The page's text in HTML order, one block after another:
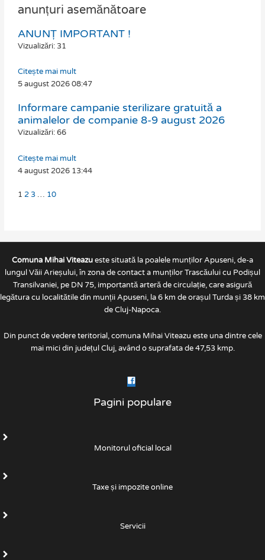
anunțuri asemănătoare
ANUNȚ IMPORTANT !
Vizualizări: 31
Citește mai mult
5 august 202608:47
Informare campanie sterilizare gratuită a
animalelor de companie 8-9 august 2026
Vizualizări: 66
Citește mai mult
4 august 2026 13:44
Page
1
Page
2
Page
3 …
Page
10
Comuna Mihai Viteazueste situată la poalele munților Apuseni, de-a
lungul Văii Arieșului, în zona de contact a munților Trascăului cu Podișul
Transilvaniei, pe DN 75, importantă arteră de circulație, care asigură
legătura cu localitătile din munții Apuseni, la 6 km de orașul Turda și 38 km
de Cluj-Napoca.
Din punct de vedere teritorial, comuna Mihai Viteazu este una dintre cele
mai mici din județul Cluj, având o suprafata de 47,53 kmp.
Pagini populare
Monitorul oficial local
Taxe și impozite online
Servicii